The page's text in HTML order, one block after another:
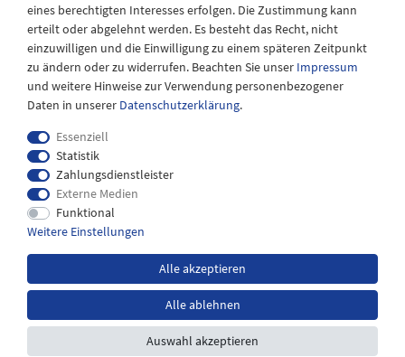
Impressum
Widerrufs­recht
Versandkosten
eines berechtigten Interesses erfolgen. Die Zustimmung kann
erteilt oder abgelehnt werden. Es besteht das Recht, nicht
einzuwilligen und die Einwilligung zu einem späteren Zeitpunkt
zu ändern oder zu widerrufen. Beachten Sie unser Impressum
und weitere Hinweise zur Verwendung personenbezogener
Daten in unserer Daten­schutz­erklärung.
Essenziell
Statistik
Zahlungsdienstleister
Externe Medien
Funktional
Weitere Einstellungen
Alle akzeptieren
Alle ablehnen
Auswahl akzeptieren